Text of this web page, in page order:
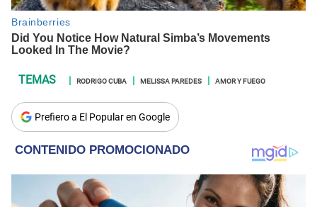
RODRIGO CUBA MELISSA PAREDES AMOR Y FUEGO
Prefiero a El Popular en Google